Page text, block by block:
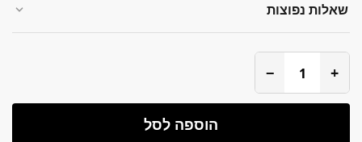
שאלות נפוצות
+
−
הוספה לסל